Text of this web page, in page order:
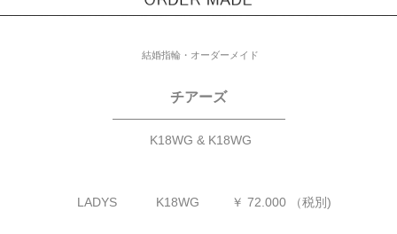
結婚指輪・オーダーメイド
チアーズ
—————————————
K18WG & K18WG
LADYS K18WG ￥ 72.000 （税別)